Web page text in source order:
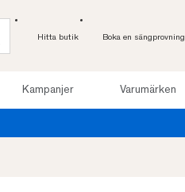
Hitta butik Boka en sängprovning
Kampanjer Varumärken